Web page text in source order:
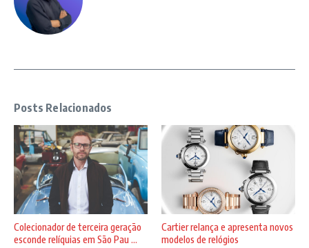
Posts Relacionados
Colecionador de terceira geração
esconde relíquias em São Pau ...
Cartier relança e apresenta novos
modelos de relógios